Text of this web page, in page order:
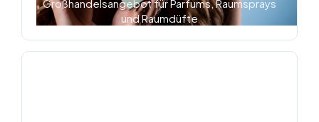
Großhandelsangebot für Parfums, Raumsprays
und Raumdüfte